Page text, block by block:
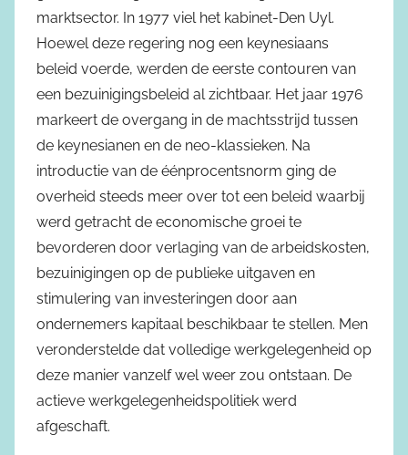
marktsector. In 1977 viel het kabinet-Den Uyl.
Hoewel deze regering nog een keynesiaans
beleid voerde, werden de eerste contouren van
een bezuinigingsbeleid al zichtbaar. Het jaar 1976
markeert de overgang in de machtsstrijd tussen
de keynesianen en de neo-klassieken. Na
introductie van de éénprocentsnorm ging de
overheid steeds meer over tot een beleid waarbij
werd getracht de economische groei te
bevorderen door verlaging van de arbeidskosten,
bezuinigingen op de publieke uitgaven en
stimulering van investeringen door aan
ondernemers kapitaal beschikbaar te stellen. Men
veronderstelde dat volledige werkgelegenheid op
deze manier vanzelf wel weer zou ontstaan. De
actieve werkgelegenheidspolitiek werd
afgeschaft.